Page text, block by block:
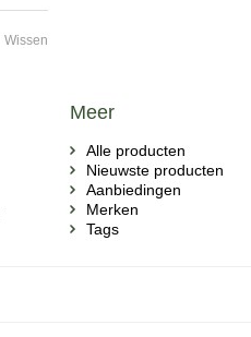
Wissen
Meer
Alle producten
Nieuwste producten
Aanbiedingen
Merken
Tags